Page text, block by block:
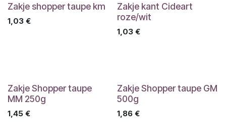
Zakje shopper taupe km
1,03 €
Zakje kant Cideart
roze/wit
1,03€
Zakje Shopper taupe
MM 250g
1,45 €
Zakje Shopper taupe GM
500g
1,86€